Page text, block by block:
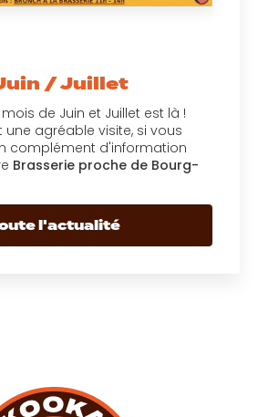
/ Juillet
de Juin et Juillet est là !
agréable visite, si vous
complément d'information
Brasserie proche de Bourg-
l'actualité